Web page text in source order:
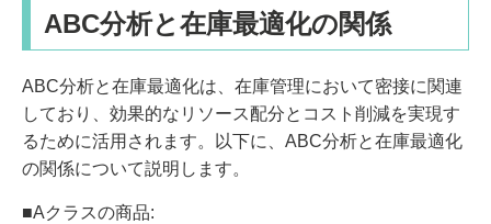
ABC分析と在庫最適化の関係
ABC分析と在庫最適化は、在庫管理において密接に関連
しており、効果的なリソース配分とコスト削減を実現す
るために活用されます。以下に、ABC分析と在庫最適化
の関係について説明します。
■Aクラスの商品: